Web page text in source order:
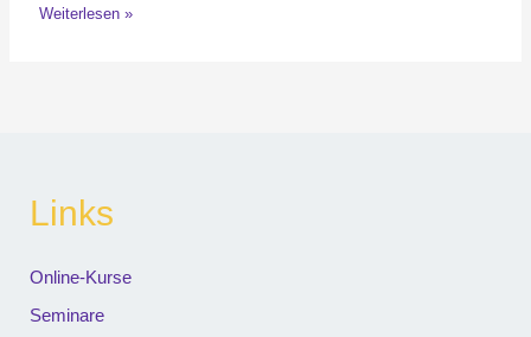
Weiterlesen »
Links
Online-Kurse
Seminare